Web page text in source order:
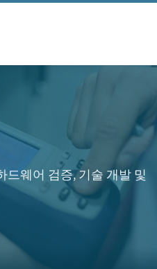
드웨어 검증, 기술 개발 및